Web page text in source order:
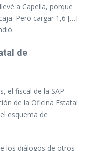
a Capella, porque
Pero cargar 1,6 […]
de
el fiscal de la SAP
de la Oficina Estatal
esquema de
los diálogos de otros